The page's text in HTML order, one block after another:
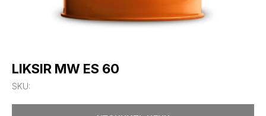
LIKSIR MW ES 60
SKU: